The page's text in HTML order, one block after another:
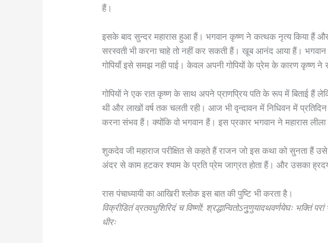
हैं।
इसके बाद सुन्दर महारास हुआ हैं। भगवान कृष्ण ने कत्थक नृत्य किया हैं
सरस्वती भी करना चाहे तो नहीं कर सकती हैं। खूब आनंद आया हैं। भगवान
गोपियाँ इसे समझ नही पाई। केवल अपनी गोपियों के प्रेम के कारण कृष्ण ने
गोपियों ने एक रात कृष्ण के साथ अपने प्राणप्रिय पति के रूप में बिताई हैं
थी और लाखों वर्ष तक चलती रही। आज भी वृन्दावन में निधिवन में
करना संभव हैं। क्योंकि वो भगवान हैं। इस प्रकार भगवान ने महारास लीला
शुकदेव जी महाराज परीक्षित से कहते हैं राजन जो इस कथा को सुनता हैं
अंदर से काम हटकर श्याम के प्रति प्रेम जाग्रत होता हैं। और उसका ह्रदय
रास पंचाध्यायी का आखिरी श्लोक इस बात की पुष्टि भी करता है।
विक्रीडितं व्रतवधुशिरिदं च विष्णों: श्रद्धान्वितोऽनुुणुयादथवर्णयेघः भक्तिं
धीरः